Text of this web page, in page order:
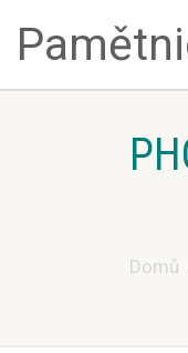
Domů